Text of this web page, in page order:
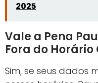
2025
Vale a Pena
Fora do
Sim, se seus dados